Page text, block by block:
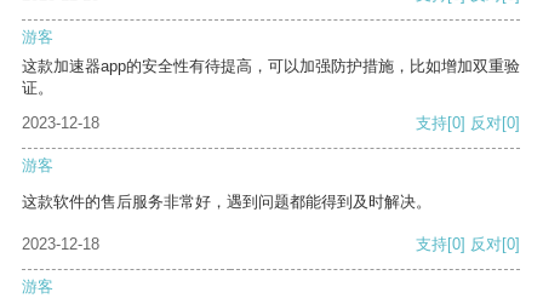
游客
这款加速器app的安全性有待提高，可以加强防护措施，比如增加双重验
证。
2023-12-18
支持[0] 反对[0]
游客
这款软件的售后服务非常好，遇到问题都能得到及时解决。
2023-12-18 支持[0] 反对[0]
游客